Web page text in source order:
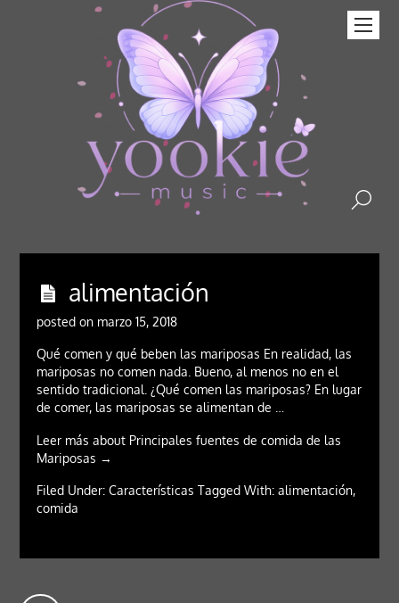
alimentación
posted on marzo 15, 2018
Qué comen y qué beben las mariposas En realidad, las
mariposas no comen nada. Bueno, al menos no en el
sentido tradicional. ¿Qué comen las mariposas? En lugar
de comer, las mariposas se alimentan de …
Leer más about Principales fuentes de comida de las
Mariposas →
Filed Under: Características Tagged With: alimentación,
comida